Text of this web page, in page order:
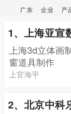
广东 企业 产
1、上海亚宣
上海3d立体画
窗道具制作
上官海平
2、北京中科